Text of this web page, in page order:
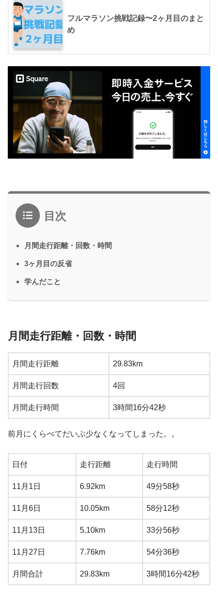
フルマラソン挑戦記録〜2ヶ月目のまと
め
目次
月間走行距離・回数・時間
3ヶ月目の反省
学んだこと
月間走行距離・回数・時間
月間走行距離 29.83km
月間走行回数 4回
月間走行時間 3時間16分42秒
前月にくらべてだいぶ少なくなってしまった。。
日付 走行距離 走行時間
11月1日 6.92km 49分58秒
11月6日 10.05km 58分12秒
11月13日 5.10km 33分56秒
11月27日 7.76km 54分36秒
月間合計 29.83km 3時間16分42秒